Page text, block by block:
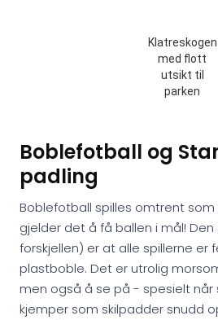
Klatreskogen
med flott
utsikt til
parken
Boblefotball og
padling
Boblefotball spilles omtrent som
gjelder det å få ballen i mål!
forskjellen) er at alle spillerne er
plastboble. Det er utrolig
men også å se på - spesielt når
kjemper som skilpadder snudd